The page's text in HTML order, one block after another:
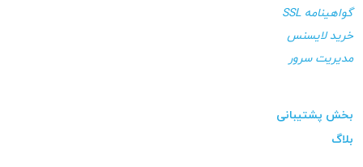
گواهینامه SSL
خرید لایسنس
مدیریت سرور
بخش پشتیبانی
بلاگ